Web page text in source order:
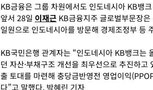
KB금융은 그룹 차원에서도 인도네시아 KB뱅
앞서 28일 이재근 KB금융지주 글로벌부문장
일원으로 인도네시아를 방문해 경제조정부 등
KB국민은행 관계자는 “인도네시아 KB뱅크는
던 자산·부채구조 개선을 최우선으로 추진하
출 토대를 마련해 충당금반영전 영업이익
다”고 말했다. 박혜린 기자